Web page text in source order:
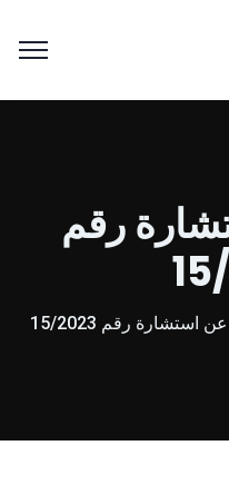
رقم
استشارة رقم 15/2023